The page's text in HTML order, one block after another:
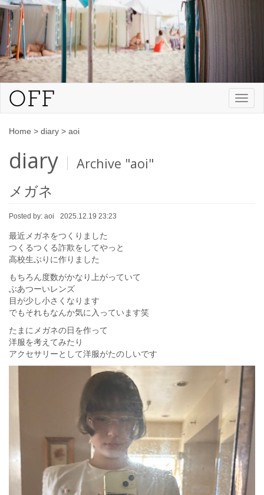
Home > diary > aoi
diary Archive "aoi"
メガネ
Posted by: aoi 2025.12.19 23:23
最近メガネをつくりました
つくるつくる詐欺をしてやっと
高校生ぶりに作りました
もちろん度数がかなり上がっていて
ぶあつーいレンズ
目が少し小さくなります
でもそれもなんか気に入っています笑
たまにメガネの日を作って
洋服を考えてみたり
アクセサリーとして洋服がたのしいです